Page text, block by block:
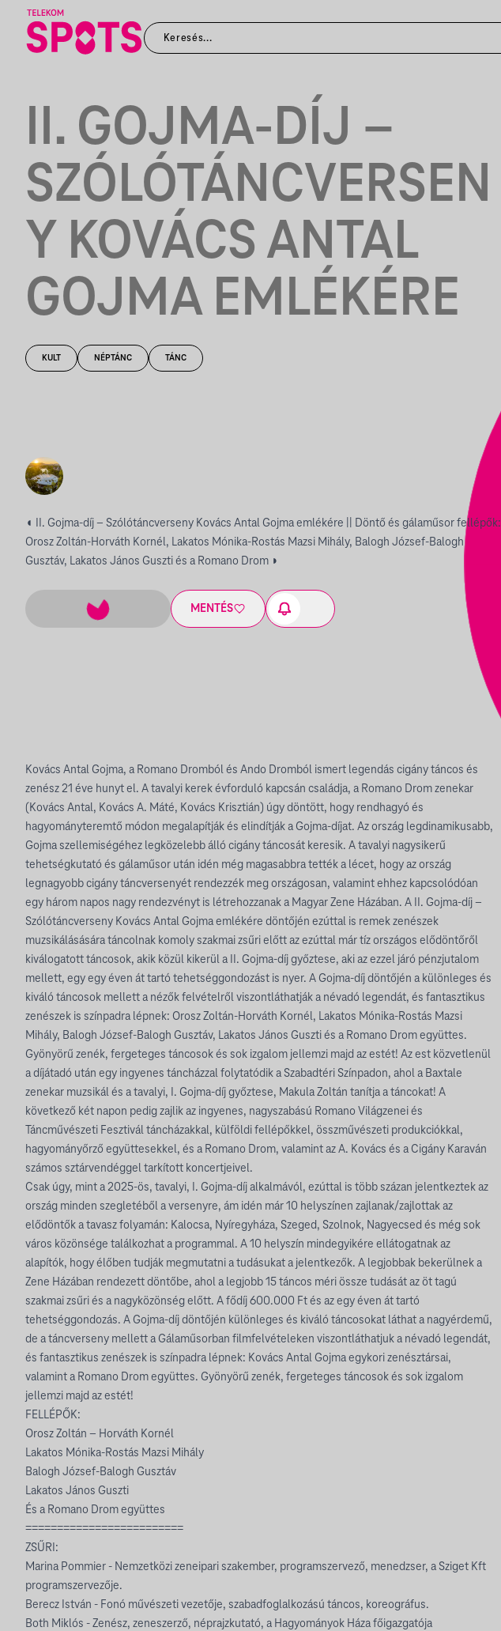
II. GOJMA-DÍJ –
SZÓLÓTÁNCVERSEN
Y KOVÁCS ANTAL
GOJMA EMLÉKÉRE
KULT NÉPTÁNC TÁNC
◖ II. Gojma-díj – Szólótáncverseny Kovács Antal Gojma emlékére || Döntő és gálaműsor fellépők:
Orosz Zoltán-Horváth Kornél, Lakatos Mónika-Rostás Mazsi Mihály, Balogh József-Balogh
Gusztáv, Lakatos János Guszti és a Romano Drom ◗
MENTÉS
Kovács Antal Gojma, a Romano Dromból és Ando Dromból ismert legendás cigány táncos és
zenész 21 éve hunyt el. A tavalyi kerek évforduló kapcsán családja, a Romano Drom zenekar
(Kovács Antal, Kovács A. Máté, Kovács Krisztián) úgy döntött, hogy rendhagyó és
hagyományteremtő módon megalapítják és elindítják a Gojma-díjat. Az ország legdinamikusabb,
Gojma szellemiségéhez legközelebb álló cigány táncosát keresik. A tavalyi nagysikerű
tehetségkutató és gálaműsor után idén még magasabbra tették a lécet, hogy az ország
legnagyobb cigány táncversenyét rendezzék meg országosan, valamint ehhez kapcsolódóan
egy három napos nagy rendezvényt is létrehozzanak a Magyar Zene Házában. A II. Gojma-díj –
Szólótáncverseny Kovács Antal Gojma emlékére döntőjén ezúttal is remek zenészek
muzsikálásására táncolnak komoly szakmai zsűri előtt az ezúttal már tíz országos elődöntőről
kiválogatott táncosok, akik közül kikerül a II. Gojma-díj győztese, aki az ezzel járó pénzjutalom
mellett, egy egy éven át tartó tehetséggondozást is nyer. A Gojma-díj döntőjén a különleges és
kiváló táncosok mellett a nézők felvételről viszontláthatják a névadó legendát, és fantasztikus
zenészek is színpadra lépnek: Orosz Zoltán-Horváth Kornél, Lakatos Mónika-Rostás Mazsi
Mihály, Balogh József-Balogh Gusztáv, Lakatos János Guszti és a Romano Drom együttes.
Gyönyörű zenék, fergeteges táncosok és sok izgalom jellemzi majd az estét! Az est közvetlenül
a díjátadó után egy ingyenes táncházzal folytatódik a Szabadtéri Színpadon, ahol a Baxtale
zenekar muzsikál és a tavalyi, I. Gojma-díj győztese, Makula Zoltán tanítja a táncokat! A
következő két napon pedig zajlik az ingyenes, nagyszabású Romano Világzenei és
Táncművészeti Fesztivál táncházakkal, külföldi fellépőkkel, összművészeti produkciókkal,
hagyományőrző együttesekkel, és a Romano Drom, valamint az A. Kovács és a Cigány Karaván
számos sztárvendéggel tarkított koncertjeivel.
Csak úgy, mint a 2025-ös, tavalyi, I. Gojma-díj alkalmávól, ezúttal is több százan jelentkeztek az
ország minden szegletéből a versenyre, ám idén már 10 helyszínen zajlanak/zajlottak az
elődöntők a tavasz folyamán: Kalocsa, Nyíregyháza, Szeged, Szolnok, Nagyecsed és még sok
város közönsége találkozhat a programmal. A 10 helyszín mindegyikére ellátogatnak az
alapítók, hogy élőben tudják megmutatni a tudásukat a jelentkezők. A legjobbak bekerülnek a
Zene Házában rendezett döntőbe, ahol a legjobb 15 táncos méri össze tudását az öt tagú
szakmai zsűri és a nagyközönség előtt. A fődíj 600.000 Ft és az egy éven át tartó
tehetséggondozás. A Gojma-díj döntőjén különleges és kiváló táncosokat láthat a nagyérdemű,
de a táncverseny mellett a Gálaműsorban filmfelvételeken viszontláthatjuk a névadó legendát,
és fantasztikus zenészek is színpadra lépnek: Kovács Antal Gojma egykori zenésztársai,
valamint a Romano Drom együttes. Gyönyörű zenék, fergeteges táncosok és sok izgalom
jellemzi majd az estét!
FELLÉPŐK:
Orosz Zoltán – Horváth Kornél
Lakatos Mónika-Rostás Mazsi Mihály
Balogh József-Balogh Gusztáv
Lakatos János Guszti
És a Romano Drom együttes
=========================
ZSŰRI:
Marina Pommier - Nemzetközi zeneipari szakember, programszervező, menedzser, a Sziget Kft
programszervezője.
Berecz István - Fonó művészeti vezetője, szabadfoglalkozású táncos, koreográfus.
Both Miklós - Zenész, zeneszerző, néprajzkutató, a Hagyományok Háza főigazgatója